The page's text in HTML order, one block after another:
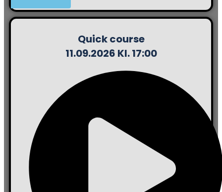
Quick course
11.09.2026 Kl. 17:00